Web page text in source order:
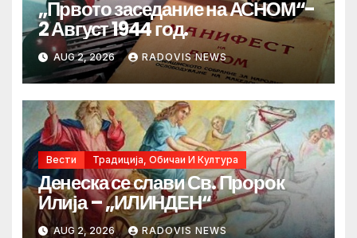
„Првото заседание на АСНОМ“-
2 Август 1944 год.
AUG 2, 2026 RADOVIS NEWS
Вести Традиција, Обичаи И Култура
Денеска се слави Св. Пророк
Илија – „ИЛИНДЕН“
AUG 2, 2026 RADOVIS NEWS